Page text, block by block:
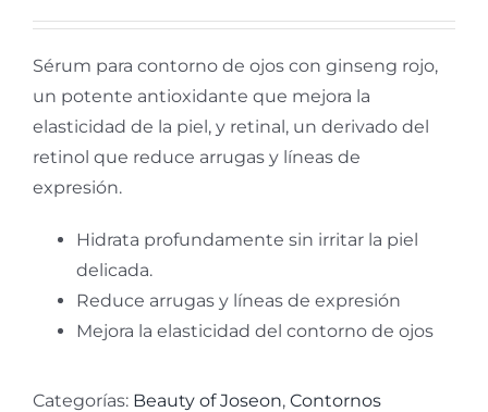
Sérum para contorno de ojos con ginseng rojo,
un potente antioxidante que mejora la
elasticidad de la piel, y retinal, un derivado del
retinol que reduce arrugas y líneas de
expresión.
Hidrata profundamente sin irritar la piel
delicada.
Reduce arrugas y líneas de expresión
Mejora la elasticidad del contorno de ojos
Categorías: Beauty of Joseon, Contornos